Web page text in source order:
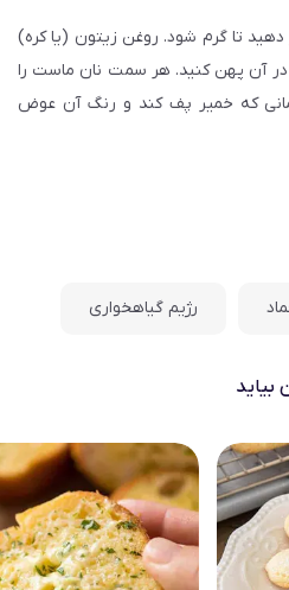
دهید تا گرم شود. روغن زیتون (یا کره)
در آن پهن کنید. هر سمت نان ماست را
تا زمانی که خمیر پف کند و رنگ آن عوض
رژیم گیاهخواری
بیاید